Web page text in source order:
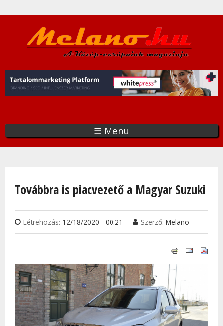
a
tartalomra
☰ Menu
Továbbra is piacvezető a Magyar Suzuki
Létrehozás: 12/18/2020 - 00:21 Szerző: Melano